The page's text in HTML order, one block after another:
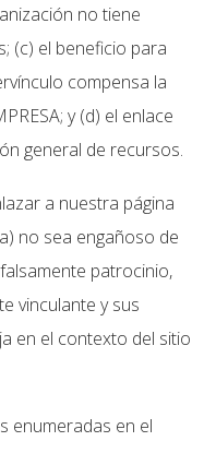
no tiene
(c) el beneficio para
compensa la
y (d) el enlace
general de recursos.
a nuestra página
no sea engañoso de
patrocinio,
vinculante y sus
en el contexto del sitio
enumeradas en el